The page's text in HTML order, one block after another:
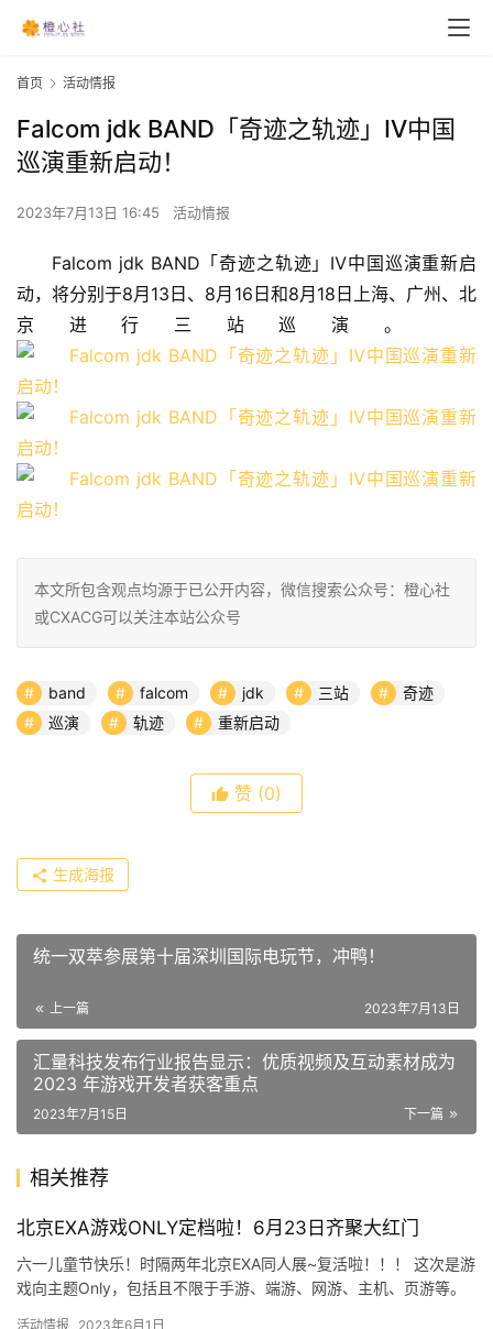
首页 活动情报
Falcom jdk BAND「奇迹之轨迹」Ⅳ中国
巡演重新启动！
2023年7月13日 16:45 活动情报
Falcom jdk BAND「奇迹之轨迹」Ⅳ中国巡演重新启
动，将分别于8月13日、8月16日和8月18日上海、广州、北
京进行三站巡演。 ​​​
本文所包含观点均源于已公开内容，微信搜索公众号：橙心社
或CXACG可以关注本站公众号
band falcom jdk 三站
奇迹
巡演
轨迹 重新启动
赞 (0)
生成海报
统一双萃参展第十届深圳国际电玩节，冲鸭！
上一篇 2023年7月13日
汇量科技发布行业报告显示：优质视频及互动素材成为
2023 年游戏开发者获客重点
下一篇
2023年7月15日
相关推荐
北京EXA游戏ONLY定档啦！6月23日齐聚大红门
六一儿童节快乐！时隔两年北京EXA同人展~复活啦！！！ 这次是游
戏向主题Only，包括且不限于手游、端游、网游、主机、页游等。
活动情报 2023年6月1日